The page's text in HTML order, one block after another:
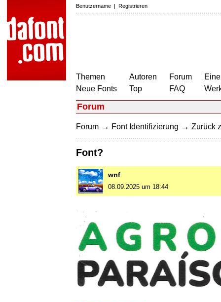
Benutzername | Registrieren
Themen
Neue Fonts
Autoren
Top
Forum
FAQ
Forum
Forum → Font Identifizierung → Zurück
Font?
wnf
08.09.2025 um 18:44